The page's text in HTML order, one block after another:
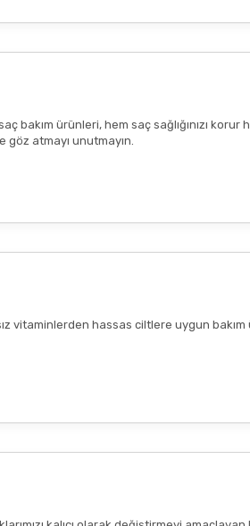
ürünleri, hem saç sağlığınızı korur
atmayı unutmayın.
vitaminlerden hassas ciltlere uygun